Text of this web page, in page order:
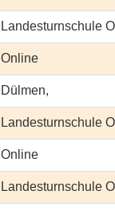
Landesturnschule
Online
Dülmen,
Landesturnschule
Online
Landesturnschule